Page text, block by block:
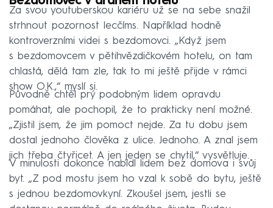
Za svou youtuberskou kariéru už se na sebe snažil
strhnout pozornost lecčíms. Například hodně
kontroverzními videi s bezdomovci. „Když jsem
s bezdomovcem v pětihvězdičkovém hotelu, on tam
chlastá, dělá tam zle, tak to mi ještě přijde v rámci
show O.K.,“ myslí si.
Původně chtěl prý podobným lidem opravdu
pomáhat, ale pochopil, že to prakticky není možné.
„Zjistil jsem, že jim pomoct nejde. Za tu dobu jsem
dostal jednoho člověka z ulice. Jednoho. A znal jsem
jich třeba čtyřicet. A jen jeden se chytil,“ vysvětluje.
V minulosti dokonce nabídl lidem bez domova i svůj
byt. „Z pod mostu jsem ho vzal k sobě do bytu, ještě
s jednou bezdomovkyní. Zkoušel jsem, jestli se